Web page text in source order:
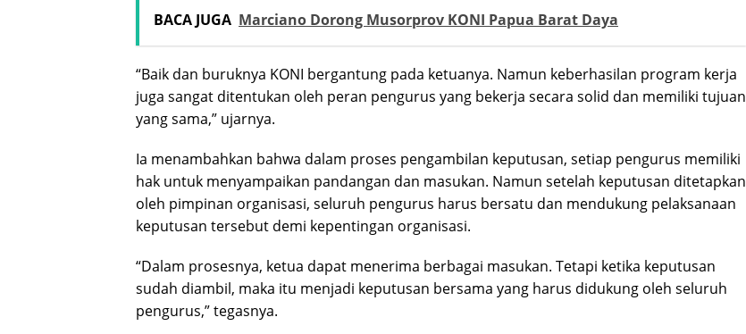
BACA JUGA Marciano Dorong Musorprov KONI Papua Barat Daya
“Baik dan buruknya KONI bergantung pada ketuanya. Namun keberhasilan program kerja
juga sangat ditentukan oleh peran pengurus yang bekerja secara solid dan memiliki tujuan
yang sama,” ujarnya.
Ia menambahkan bahwa dalam proses pengambilan keputusan, setiap pengurus memiliki
hak untuk menyampaikan pandangan dan masukan. Namun setelah keputusan ditetapkan
oleh pimpinan organisasi, seluruh pengurus harus bersatu dan mendukung pelaksanaan
keputusan tersebut demi kepentingan organisasi.
“Dalam prosesnya, ketua dapat menerima berbagai masukan. Tetapi ketika keputusan
sudah diambil, maka itu menjadi keputusan bersama yang harus didukung oleh seluruh
pengurus,” tegasnya.